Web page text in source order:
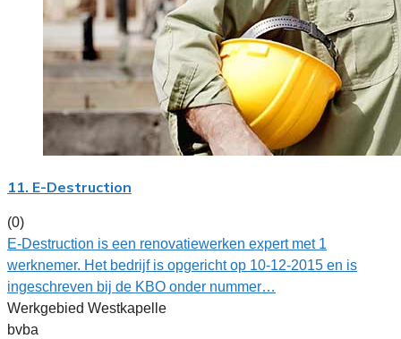
11. E-Destruction
(0)
E-Destruction is een renovatiewerken expert met 1
werknemer. Het bedrijf is opgericht op 10-12-2015 en is
ingeschreven bij de KBO onder nummer…
Werkgebied Westkapelle
bvba